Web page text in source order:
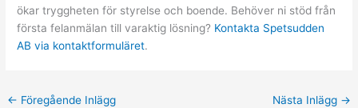
ökar tryggheten för styrelse och boende. Behöver ni stöd från
första felanmälan till varaktig lösning? Kontakta Spetsudden
AB via kontaktformuläret.
← Föregående Inlägg Nästa Inlägg →